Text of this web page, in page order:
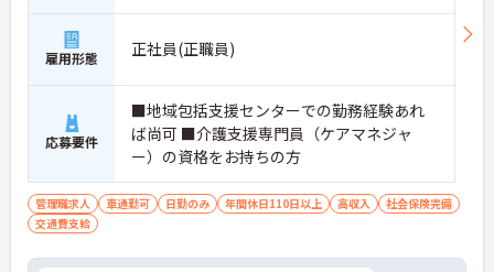
雇用形態 正社員(正職員)
応募要件
■地域包括支援センターでの勤務経験あれ
ば尚可 ■介護支援専門員（ケアマネジャ
ー）の資格をお持ちの方
管理職求人 車通勤可 日勤のみ 年間休日110日以上 高収入
社会保険完備
交通費支給